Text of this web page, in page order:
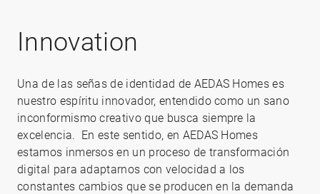
Innovation
Una de las señas de identidad de AEDAS Homes es
nuestro espíritu innovador, entendido como un sano
inconformismo creativo que busca siempre la
excelencia. En este sentido, en AEDAS Homes
estamos inmersos en un proceso de transformación
digital para adaptarnos con velocidad a los
constantes cambios que se producen en la demanda